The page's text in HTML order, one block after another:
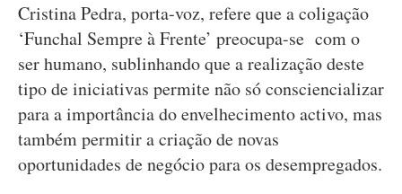
Cristina Pedra, porta-voz, refere que a coligação
‘Funchal Sempre à Frente’ preocupa-se com o
ser humano, sublinhando que a realização deste
tipo de iniciativas permite não só consciencializar
para a importância do envelhecimento activo, mas
também permitir a criação de novas
oportunidades de negócio para os desempregados.